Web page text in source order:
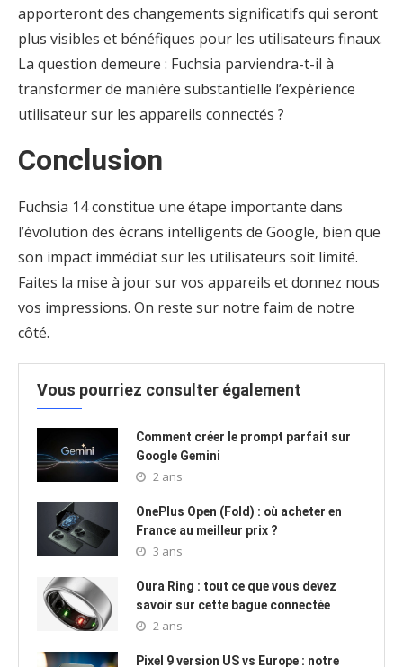
apporteront des changements significatifs qui seront
plus visibles et bénéfiques pour les utilisateurs finaux.
La question demeure : Fuchsia parviendra-t-il à
transformer de manière substantielle l’expérience
utilisateur sur les appareils connectés ?
Conclusion
Fuchsia 14 constitue une étape importante dans
l’évolution des écrans intelligents de Google, bien que
son impact immédiat sur les utilisateurs soit limité.
Faites la mise à jour sur vos appareils et donnez nous
vos impressions. On reste sur notre faim de notre
côté.
Vous pourriez consulter également
Comment créer le prompt parfait sur
Google Gemini
2 ans
OnePlus Open (Fold) : où acheter en
France au meilleur prix ?
3 ans
Oura Ring : tout ce que vous devez
savoir sur cette bague connectée
2 ans
Pixel 9 version US vs Europe : notre